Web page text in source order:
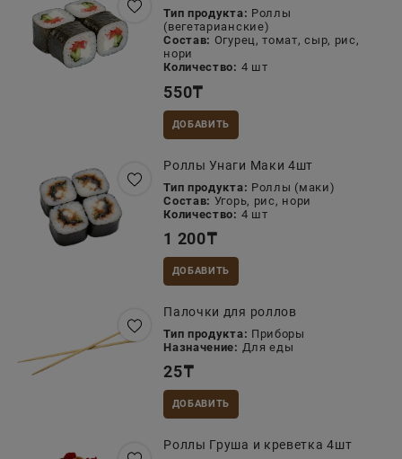
Тип продукта: Роллы
(вегетарианские)
Состав: Огурец, томат, сыр, рис,
нори
Количество: 4 шт
550₸
ДОБАВИТЬ
Роллы Унаги Маки 4шт
Тип продукта: Роллы (маки)
Состав: Угорь, рис, нори
Количество: 4 шт
1 200₸
ДОБАВИТЬ
Палочки для роллов
Тип продукта: Приборы
Назначение: Для еды
25₸
ДОБАВИТЬ
Роллы Груша и креветка 4шт